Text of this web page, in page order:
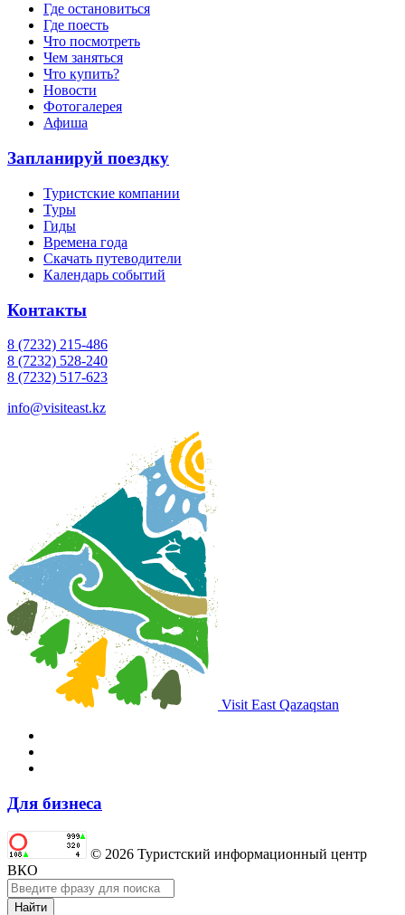
Где остановиться
Где поесть
Что посмотреть
Чем заняться
Что купить?
Новости
Фотогалерея
Афиша
Запланируй поездку
Туристские компании
Туры
Гиды
Времена года
Скачать путеводители
Календарь событий
Контакты
8 (7232) 215-486
8 (7232) 528-240
8 (7232) 517-623
info@visiteast.kz
Visit East Qazaqstan
Для бизнеса
© 2026 Туристский информационный центр
ВКО
Найти